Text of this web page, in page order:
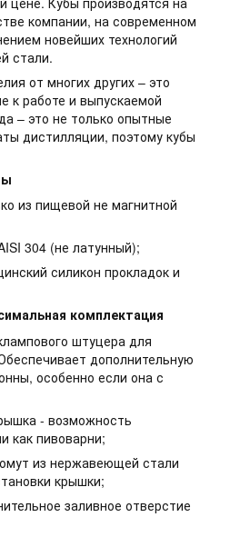
компании, на современном
новейших технологий
стали.
от многих других – это
к работе и выпускаемой
– это не только опытные
дистилляции, поэтому кубы
из пищевой не магнитной
304 (не латунный);
силикон прокладок и
комплектация
штуцера для
дополнительную
особенно если она с
- возможность
как пивоварни;
из нержавеющей стали
крышки;
заливное отверстие